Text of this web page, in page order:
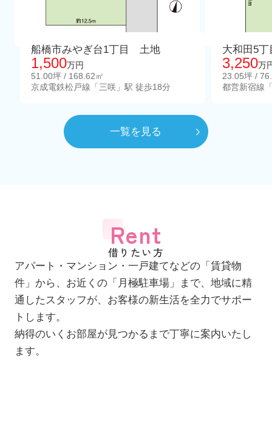
船橋市みやぎ台1丁目 土地
1,500万円
51.00坪 / 168.62㎡
京成電鉄松戸線「三咲」駅 徒歩18分
大和田5
3,250万
23.05坪 /
都営新宿線
一覧を見る
Rent
借りたい方
アパート・マンション・一戸建てなどの「賃貸物
件」から、お近くの「月極駐車場」まで、地域に精
通したスタッフが、お客様の新生活を全力でサポー
トします。
納得のいくお部屋が見つかるまで丁寧に案内いたし
ます。